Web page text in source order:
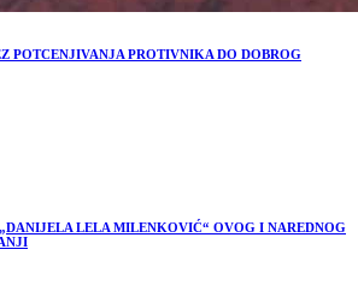
POTCENJIVANJA PROTIVNIKA DO DOBROG
LELA MILENKOVIĆ“ OVOG I NAREDNOG